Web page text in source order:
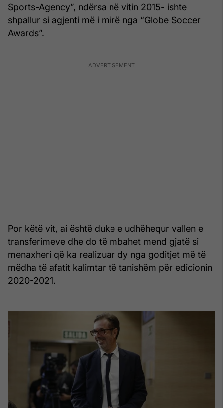
Sports-Agency”, ndërsa në vitin 2015- ishte
shpallur si agjenti më i mirë nga “Globe Soccer
Awards”.
Por këtë vit, ai është duke e udhëhequr vallen e
transferimeve dhe do të mbahet mend gjatë si
menaxheri që ka realizuar dy nga goditjet më të
mëdha të afatit kalimtar të tanishëm për edicionin
2020-2021.